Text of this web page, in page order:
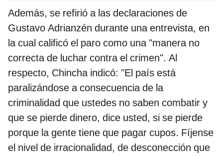
Además, se refirió a las declaraciones de
Gustavo Adrianzén durante una entrevista, en
la cual calificó el paro como una "manera no
correcta de luchar contra el crimen". Al
respecto, Chincha indicó: "El país está
paralizándose a consecuencia de la
criminalidad que ustedes no saben combatir y
que se pierde dinero, dice usted, si se pierde
porque la gente tiene que pagar cupos. Fíjense
el nivel de irracionalidad, de desconección que